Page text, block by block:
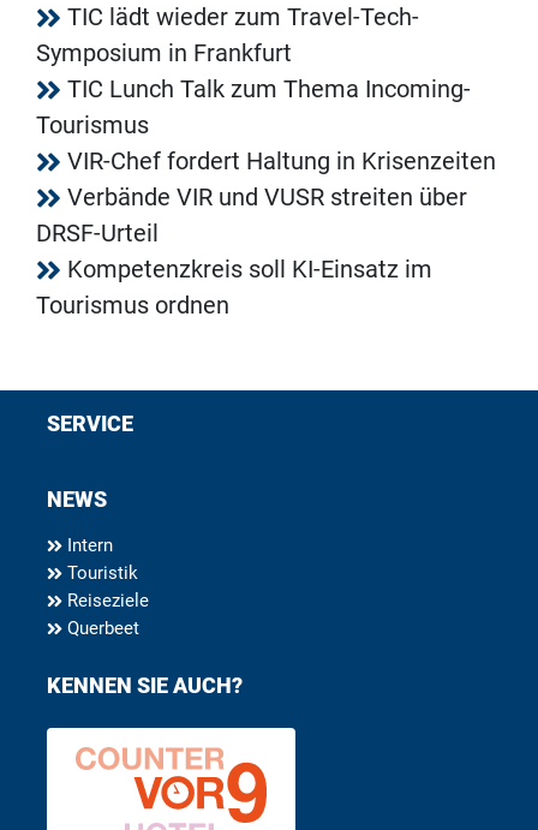
TIC lädt wieder zum Travel-Tech-
Symposium in Frankfurt
TIC Lunch Talk zum Thema Incoming-
Tourismus
VIR-Chef fordert Haltung in Krisenzeiten
Verbände VIR und VUSR streiten über
DRSF-Urteil
Kompetenzkreis soll KI-Einsatz im
Tourismus ordnen
SERVICE
NEWS
Intern
Touristik
Reiseziele
Querbeet
KENNEN SIE AUCH?